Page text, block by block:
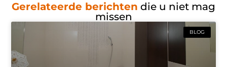
Gerelateerde berichten die u niet mag
missen
BLOG